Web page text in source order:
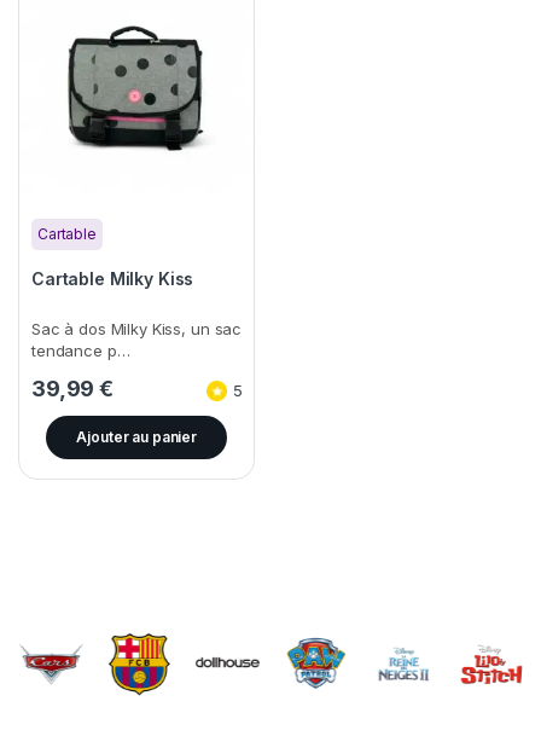
Cartable
Cartable Milky Kiss
Sac à dos Milky Kiss, un sac
tendance p…
39,99€ 5
Ajouter au panier
Brands Carousel